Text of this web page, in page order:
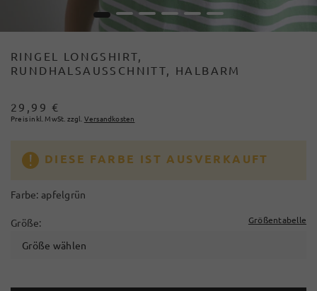
1 2 3 4 5 6
RINGEL LONGSHIRT,
RUNDHALSAUSSCHNITT, HALBARM
29,99 €
Preis inkl. MwSt. zzgl. Versandkosten
DIESE FARBE IST AUSVERKAUFT
Farbe: apfelgrün
Größe: Größentabelle
Größe wählen